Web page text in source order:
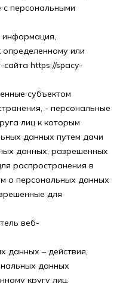
персональными
или
https://spacy-
субъектом
- персональные
лиц к которым
данных путем дачи
данных, разрешенных
распространения в
о персональных данных
для
веб-
данных – действия,
данных
кругу лиц.